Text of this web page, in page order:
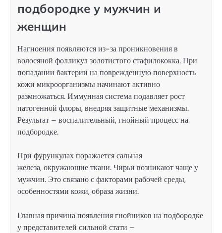
подбородке у мужчин и
женщин
Нагноения появляются из-за проникновения в
волосяной фолликул золотистого стафилококка. При
попадании бактерии на поврежденную поверхность
кожи микроорганизмы начинают активно
размножаться. Иммунная система подавляет рост
патогенной флоры, внедряя защитные механизмы.
Результат – воспалительный, гнойный процесс на
подбородке.
При фурункулах поражается сальная
железа, окружающие ткани. Чирьи возникают чаще у
мужчин. Это связано с факторами рабочей среды,
особенностями кожи, образа жизни.
Главная причина появления гнойников на подбородке
у представителей сильной стати –